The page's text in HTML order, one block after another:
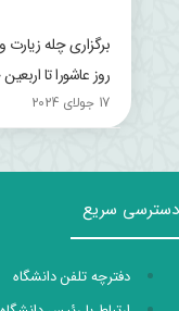
برگزاری چله زیارت
روز عاشورا تا
17 جولای 2024
دسترسی سریع
دفترچه تلفن دانشگاه